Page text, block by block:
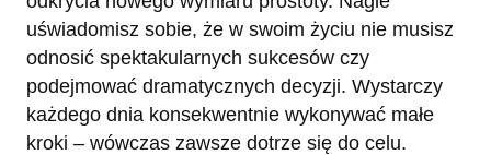
uświadomisz sobie, że w swoim życiu nie musisz
odnosić spektakularnych sukcesów czy
podejmować dramatycznych decyzji. Wystarczy
każdego dnia konsekwentnie wykonywać małe
kroki – wówczas zawsze dotrze się do celu.